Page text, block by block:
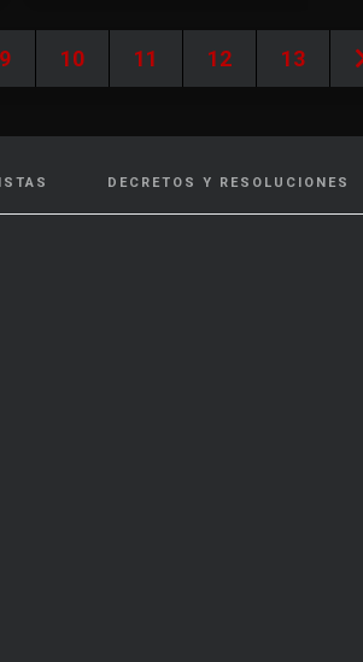
9 10 11 12 13
DECRETOS Y RESOLUCIONES